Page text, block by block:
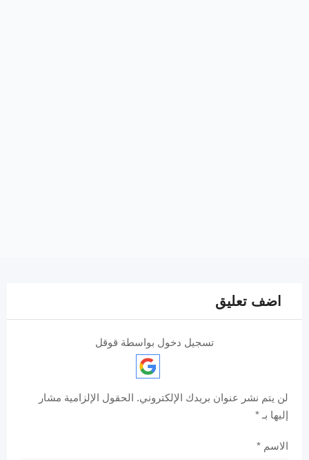
اضف تعليق
تسجيل دخول بواسطة قوقل
لن يتم نشر عنوان بريدك الإلكتروني. الحقول الإلزامية مشار
إليها بـ *
الاسم *